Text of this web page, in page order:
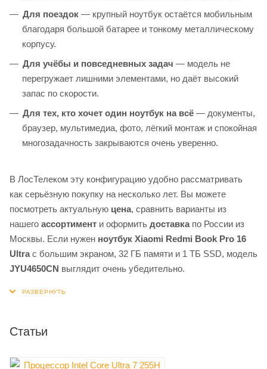
Для поездок — крупный ноутбук остаётся мобильным
благодаря большой батарее и тонкому металлическому
корпусу.
Для учёбы и повседневных задач — модель не
перегружает лишними элементами, но даёт высокий
запас по скорости.
Для тех, кто хочет один ноутбук на всё — документы,
браузер, мультимедиа, фото, лёгкий монтаж и спокойная
многозадачность закрываются очень уверенно.
В ЛосТелеком эту конфигурацию удобно рассматривать
как серьёзную покупку на несколько лет. Вы можете
посмотреть актуальную цена, сравнить варианты из
нашего ассортимент и оформить доставкапо России из
Москвы. Если нужен ноутбук Xiaomi Redmi Book Pro 16
Ultraс большим экраном, 32 ГБ памяти и 1 ТБ SSD, модель
JYU4650CN выглядит очень убедительно.
Статьи